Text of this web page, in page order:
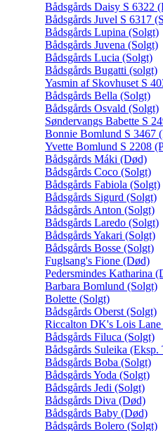
Bådsgårds Daisy S 6322
Bådsgårds Juvel S 6317
Bådsgårds Lupina (Solgt)
Bådsgårds Juvena (Solgt)
Bådsgårds Lucia (Solgt)
Bådsgårds Bugatti (solgt)
Yasmin af Skovhuset S
Bådsgårds Bella (Solgt)
Bådsgårds Osvald (Solgt)
Søndervangs Babette S
Bonnie Bomlund S 3467
Yvette Bomlund S 2208
Bådsgårds Máki (Død)
Bådsgårds Coco (Solgt)
Bådsgårds Fabiola (Solgt)
Bådsgårds Sigurd (Solgt)
Bådsgårds Anton (Solgt)
Bådsgårds Laredo (Solgt)
Bådsgårds Yakari (Solgt)
Bådsgårds Bosse (Solgt)
Fuglsang's Fione (Død)
Pedersmindes Katharina
Barbara Bomlund (Solgt)
Bolette (Solgt)
Bådsgårds Oberst (Solgt)
Riccalton DK's Lois
Bådsgårds Filuca (Solgt)
Bådsgårds Suleika (Eksp.
Bådsgårds Boba (Solgt)
Bådsgårds Yoda (Solgt)
Bådsgårds Jedi (Solgt)
Bådsgårds Diva (Død)
Bådsgårds Baby (Død)
Bådsgårds Bolero (Solgt)